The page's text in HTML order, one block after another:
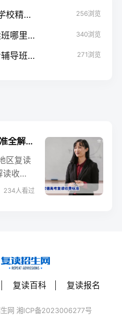
湖南市高三复读学校精选指南：2026年复读生择校与提分全攻略 256浏览
2026年高考复读班哪里最好？资深专家教你三招选出靠谱复读学校 340浏览
2026年日语高考辅导班怎么选？权威指南与避坑攻略 271浏览
常德高考复读收费标准全解析：2026年各校学费与性价比指南
区复读
收费
与民办
234人看过
复读百科 复读报名
网 湘ICP备2023006277号